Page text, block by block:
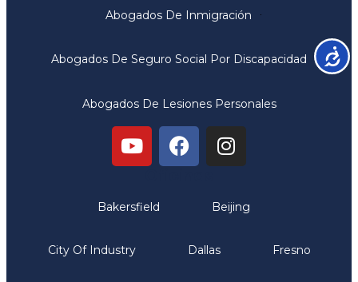
Abogados De Inmigración
Abogados De Seguro Social Por Discapacidad
Abogados De Lesiones Personales
Bakersfield Beijing
City Of Industry Dallas Fresno